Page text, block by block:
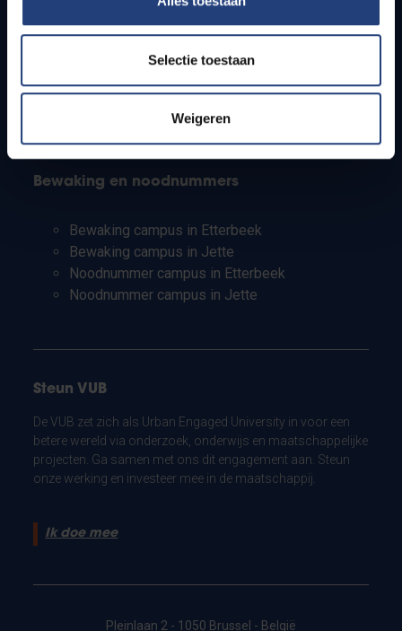
Selectie toestaan
Weigeren
Studenten
PhD-studenten
Leerkrachten en secundaire scholen
Bewaking en noodnummers
Bewaking campus in Etterbeek
Bewaking campus in Jette
Noodnummer campus in Etterbeek
Noodnummer campus in Jette
Steun VUB
De VUB zet zich als Urban Engaged University in voor een
betere wereld via onderzoek, onderwijs en maatschappelijke
projecten. Ga samen met ons dit engagement aan. Steun
onze werking en investeer mee in de maatschappij.
Ik doe mee
Pleinlaan 2 - 1050 Brussel - België